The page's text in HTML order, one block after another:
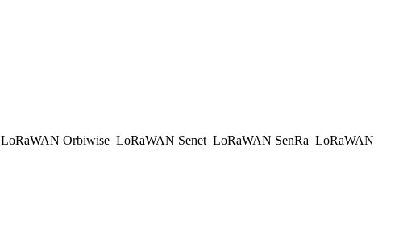
LoRaWAN Orbiwise LoRaWAN Senet LoRaWAN SenRa LoRaWAN